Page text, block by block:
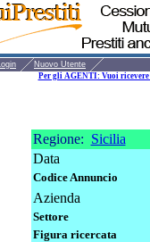
Nuovo Utente
Per gli AGENTI: Vuoi
Regione: Sicilia
Data
Codice Annuncio
Azienda
Settore
Figura ricercata